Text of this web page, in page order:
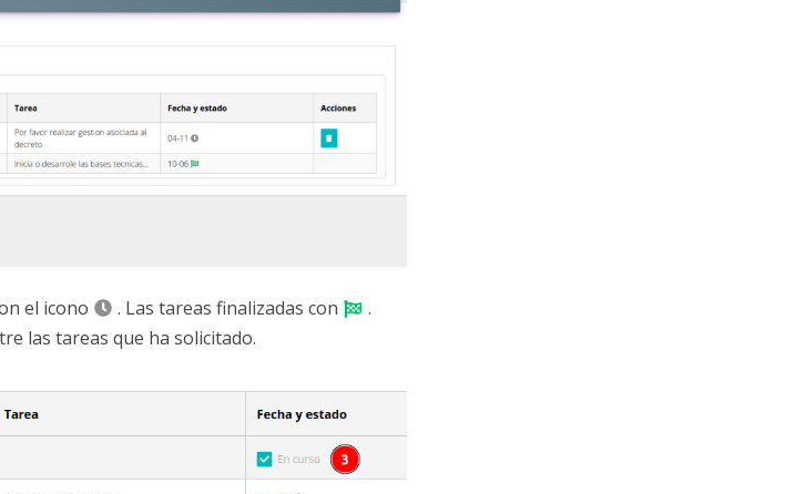
el icono . Las tareas finalizadas con
.
las tareas que ha solicitado.